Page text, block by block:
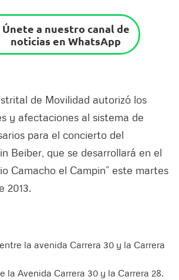
Únete a nuestro canal de
noticias en WhatsApp
de Movilidad autorizó los
y afectaciones al sistema de
para el concierto del
Beiber, que se desarrollará en el
Camacho el Campin” este martes
2013.
la avenida Carrera 30 y la Carrera
la Avenida Carrera 30 y la Carrera 28.